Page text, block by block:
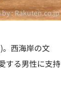
by :Rakuten.co.jp
。西海岸の文
する男性に支持